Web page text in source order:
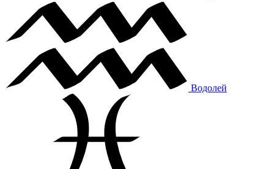
Водолей